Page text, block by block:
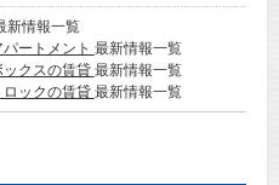
新情報一覧
ートメント 最新情報一覧
クスの賃貸 最新情報一覧
ックの賃貸 最新情報一覧